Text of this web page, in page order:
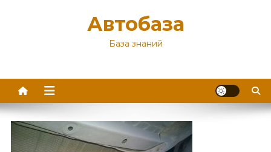
Автобаза
База знаний